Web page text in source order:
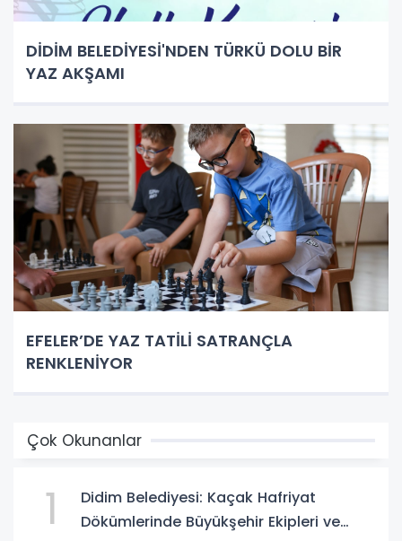
DİDİM BELEDİYESİ'NDEN TÜRKÜ DOLU BİR
YAZ AKŞAMI
EFELER’DE YAZ TATİLİ SATRANÇLA
RENKLENİYOR
Çok Okunanlar
1
Didim Belediyesi: Kaçak Hafriyat
Dökümlerinde Büyükşehir Ekipleri ve